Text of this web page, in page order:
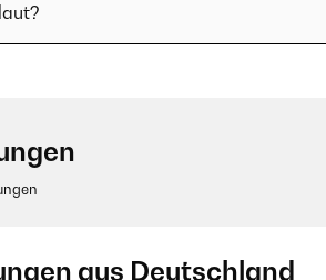
aus Deutschland